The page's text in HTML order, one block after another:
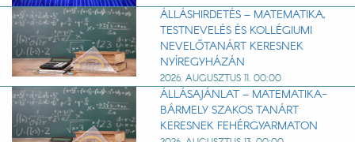
ÁLLÁSHIRDETÉS – MATEMATIKA,
TESTNEVELÉS ÉS KOLLÉGIUMI
NEVELŐTANÁRT KERESNEK
NYÍREGYHÁZÁN
2026. AUGUSZTUS 11. 00:00
ÁLLÁSAJÁNLAT – MATEMATIKA-
BÁRMELY SZAKOS TANÁRT
KERESNEK FEHÉRGYARMATON